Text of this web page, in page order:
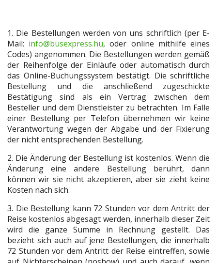
1. Die Bestellungen werden von uns schriftlich (per E-
Mail: info@busexpress.hu, oder online mithilfe eines
Codes) angenommen. Die Bestellungen werden gemäß
der Reihenfolge der Einläufe oder automatisch durch
das Online-Buchungssystem bestätigt. Die schriftliche
Bestellung und die anschließend zugeschickte
Bestätigung sind als ein Vertrag zwischen dem
Besteller und dem Dienstleister zu betrachten. Im Falle
einer Bestellung per Telefon übernehmen wir keine
Verantwortung wegen der Abgabe und der Fixierung
der nicht entsprechenden Bestellung.
2. Die Änderung der Bestellung ist kostenlos. Wenn die
Änderung eine andere Bestellung berührt, dann
können wir sie nicht akzeptieren, aber sie zieht keine
Kosten nach sich.
3. Die Bestellung kann 72 Stunden vor dem Antritt der
Reise kostenlos abgesagt werden, innerhalb dieser Zeit
wird die ganze Summe in Rechnung gestellt. Das
bezieht sich auch auf jene Bestellungen, die innerhalb
72 Stunden vor dem Antritt der Reise eintreffen, sowie